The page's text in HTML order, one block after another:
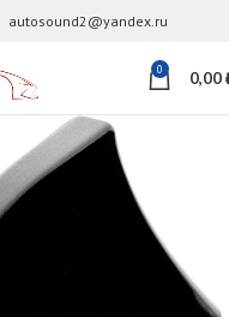
autosound2@yandex.ru
0 0,00